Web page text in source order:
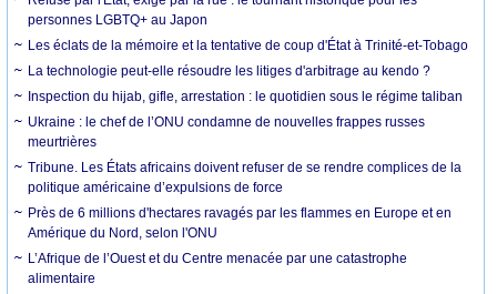
personnes LGBTQ+ au Japon
Les éclats de la mémoire et la tentative de coup d'État à Trinité-et-Tobago
La technologie peut-elle résoudre les litiges d'arbitrage au kendo ?
Inspection du hijab, gifle, arrestation : le quotidien sous le régime taliban
Ukraine : le chef de l’ONU condamne de nouvelles frappes russes
meurtrières
Tribune. Les États africains doivent refuser de se rendre complices de la
politique américaine d’expulsions de force
Près de 6 millions d'hectares ravagés par les flammes en Europe et en
Amérique du Nord, selon l'ONU
L’Afrique de l’Ouest et du Centre menacée par une catastrophe
alimentaire